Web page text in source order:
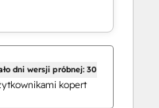
dni wersji próbnej: 30
kopert